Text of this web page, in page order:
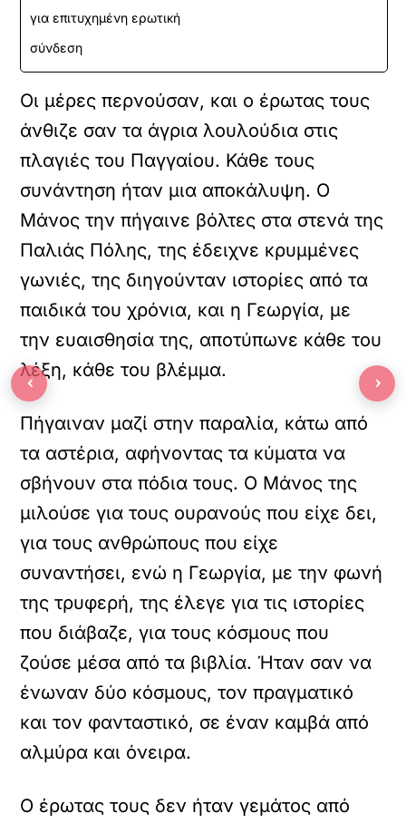
για επιτυχημένη ερωτική
σύνδεση
Οι μέρες περνούσαν, και ο έρωτας τους
άνθιζε σαν τα άγρια λουλούδια στις
πλαγιές του Παγγαίου. Κάθε τους
συνάντηση ήταν μια αποκάλυψη. Ο
Μάνος την πήγαινε βόλτες στα στενά της
Παλιάς Πόλης, της έδειχνε κρυμμένες
γωνιές, της διηγούνταν ιστορίες από τα
παιδικά του χρόνια, και η Γεωργία, με
την ευαισθησία της, αποτύπωνε κάθε του
λέξη, κάθε του βλέμμα.
Πήγαιναν μαζί στην παραλία, κάτω από
τα αστέρια, αφήνοντας τα κύματα να
σβήνουν στα πόδια τους. Ο Μάνος της
μιλούσε για τους ουρανούς που είχε δει,
για τους ανθρώπους που είχε
συναντήσει, ενώ η Γεωργία, με την φωνή
της τρυφερή, της έλεγε για τις ιστορίες
που διάβαζε, για τους κόσμους που
ζούσε μέσα από τα βιβλία. Ήταν σαν να
ένωναν δύο κόσμους, τον πραγματικό
και τον φανταστικό, σε έναν καμβά από
αλμύρα και όνειρα.
Ο έρωτας τους δεν ήταν γεμάτος από
‹ ›